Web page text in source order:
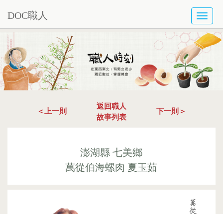
DOC職人
＜上一則
返回職人
故事列表
下一則＞
澎湖縣 七美鄉
萬從伯海螺肉 夏玉茹